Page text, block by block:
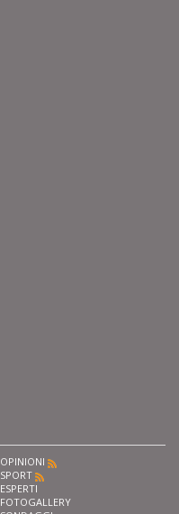
OPINIONI
SPORT
ESPERTI
FOTOGALLERY